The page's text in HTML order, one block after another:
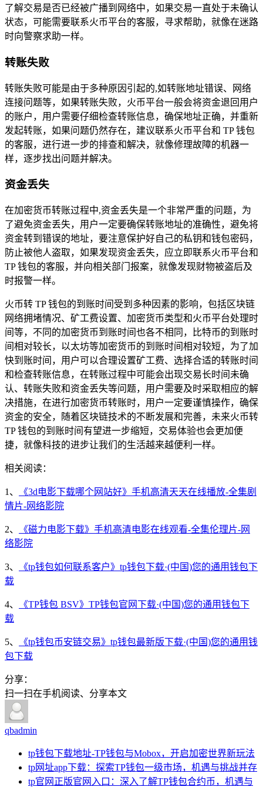
了解交易是否已经被广播到网络中，如果交易一直处于未确认
状态，可能需要联系火币平台的客服，寻求帮助，就像在迷路
时向警察求助一样。
转账失败
转账失败可能是由于多种原因引起的,如转账地址错误、网络
连接问题等，如果转账失败，火币平台一般会将资金退回用户
的账户，用户需要仔细检查转账信息，确保地址正确，并重新
发起转账，如果问题仍然存在，建议联系火币平台和 TP 钱包
的客服，进行进一步的排查和解决，就像修理故障的机器一
样，逐步找出问题并解决。
资金丢失
在加密货币转账过程中,资金丢失是一个非常严重的问题，为
了避免资金丢失，用户一定要确保转账地址的准确性，避免将
资金转到错误的地址，要注意保护好自己的私钥和钱包密码，
防止被他人盗取，如果发现资金丢失，应立即联系火币平台和
TP 钱包的客服，并向相关部门报案，就像发现财物被盗后及
时报警一样。
火币转 TP 钱包的到账时间受到多种因素的影响，包括区块链
网络拥堵情况、矿工费设置、加密货币类型和火币平台处理时
间等，不同的加密货币到账时间也各不相同，比特币的到账时
间相对较长，以太坊等加密货币的到账时间相对较短，为了加
快到账时间，用户可以合理设置矿工费、选择合适的转账时间
和检查转账信息，在转账过程中可能会出现交易长时间未确
认、转账失败和资金丢失等问题，用户需要及时采取相应的解
决措施，在进行加密货币转账时，用户一定要谨慎操作，确保
资金的安全，随着区块链技术的不断发展和完善，未来火币转
TP 钱包的到账时间有望进一步缩短，交易体验也会更加便
捷，就像科技的进步让我们的生活越来越便利一样。
相关阅读：
1、
《3d电影下载哪个网站好》手机高清天天在线播放-全集剧
情片-网络影院
2、
《磁力电影下载》手机高清电影在线观看-全集伦理片-网
络影院
3、
《tp钱包如何联系客户》tp钱包下载·(中国)您的通用钱包下
载
4、
《TP钱包 BSV》TP钱包官网下载·(中国)您的通用钱包下
载
5、
《tp钱包币安链交易》tp钱包最新版下载·(中国)您的通用钱
包下载
分享：
扫一扫在手机阅读、分享本文
qbadmin
tp钱包下载地址-TP钱包与Mobox，开启加密世界新玩法
tp网址app下载：探索TP钱包一级市场，机遇与挑战并存
tp官网正版官网入口：深入了解TP钱包合约币，机遇与